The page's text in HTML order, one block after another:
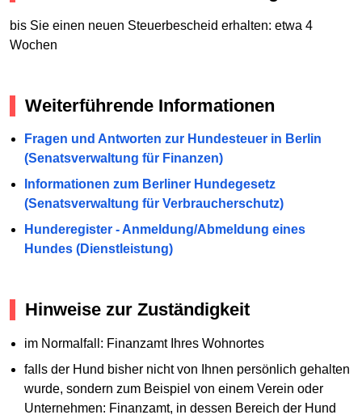
bis Sie einen neuen Steuerbescheid erhalten: etwa 4
Wochen
Weiterführende Informationen
Fragen und Antworten zur Hundesteuer in Berlin
(Senatsverwaltung für Finanzen)
Informationen zum Berliner Hundegesetz
(Senatsverwaltung für Verbraucherschutz)
Hunderegister - Anmeldung/Abmeldung eines
Hundes (Dienstleistung)
Hinweise zur Zuständigkeit
im Normalfall: Finanzamt Ihres Wohnortes
falls der Hund bisher nicht von Ihnen persönlich gehalten
wurde, sondern zum Beispiel von einem Verein oder
Unternehmen: Finanzamt, in dessen Bereich der Hund